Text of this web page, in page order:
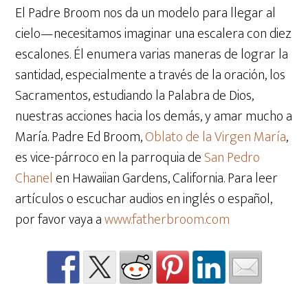
El Padre Broom nos da un modelo para llegar al
cielo—necesitamos imaginar una escalera con diez
escalones. Él enumera varias maneras de lograr la
santidad, especialmente a través de la oración, los
Sacramentos, estudiando la Palabra de Dios,
nuestras acciones hacia los demás, y amar mucho a
María.Padre Ed Broom,Oblato de la Virgen María,
es vice-párroco en la parroquia deSan Pedro
Chanel en Hawaiian Gardens, California. Para leer
artículos o escuchar audios en inglés o español,
por favor vaya awww.fatherbroom.com